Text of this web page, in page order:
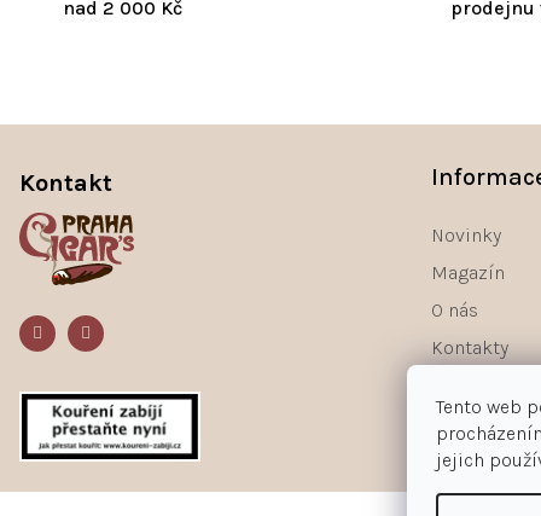
Tento web
jejich
nad 2 000 Kč
prodejnu
Novinky
Magazín
O nás
Kontakty
Kontakt